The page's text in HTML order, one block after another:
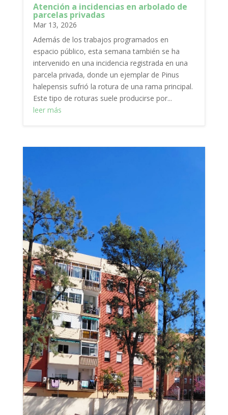
Atención a incidencias en arbolado de
parcelas privadas
Mar 13, 2026
Además de los trabajos programados en
espacio público, esta semana también se ha
intervenido en una incidencia registrada en una
parcela privada, donde un ejemplar de Pinus
halepensis sufrió la rotura de una rama principal.
Este tipo de roturas suele producirse por...
leer más